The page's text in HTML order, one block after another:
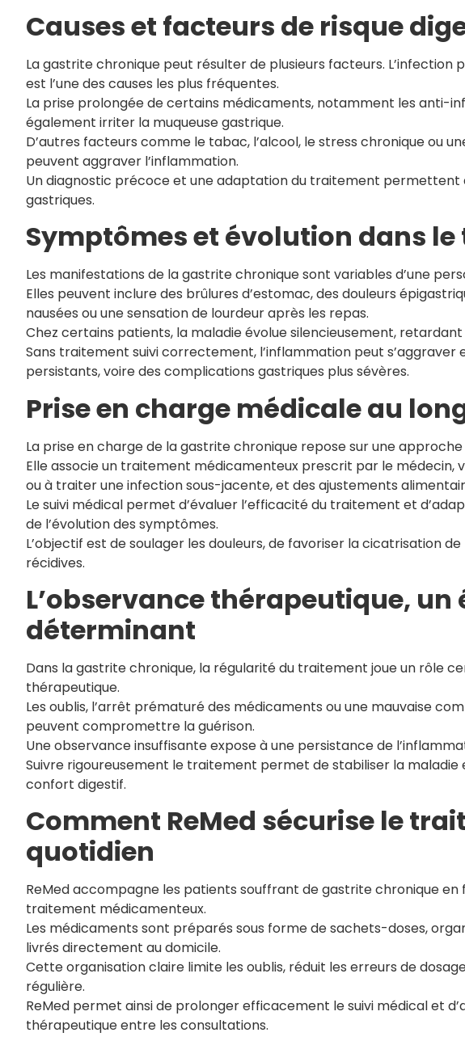
Causes et facteurs de risque
La gastrite chronique peut résulter de plusieurs facteurs. L’infection
est l’une des causes les plus fréquentes.
La prise prolongée de certains médicaments, notamment les anti-
également irriter la muqueuse gastrique.
D’autres facteurs comme le tabac, l’alcool, le stress chronique ou
peuvent aggraver l’inflammation.
Un diagnostic précoce et une adaptation du traitement permettent
gastriques.
Symptômes et évolution dans le
Les manifestations de la gastrite chronique sont variables d’une
Elles peuvent inclure des brûlures d’estomac, des douleurs
nausées ou une sensation de lourdeur après les repas.
Chez certains patients, la maladie évolue silencieusement, retardant
Sans traitement suivi correctement, l’inflammation peut
persistants, voire des complications gastriques plus sévères.
Prise en charge médicale au
La prise en charge de la gastrite chronique repose sur une
Elle associe un traitement médicamenteux prescrit par le médecin,
ou à traiter une infection sous-jacente, et des ajustements
Le suivi médical permet d’évaluer l’efficacité du traitement et
de l’évolution des symptômes.
L’objectif est de soulager les douleurs, de favoriser la cicatrisation
récidives.
L’observance thérapeutique, un
déterminant
Dans la gastrite chronique, la régularité du traitement joue un rôle
thérapeutique.
Les oublis, l’arrêt prématuré des médicaments ou une mauvaise
peuvent compromettre la guérison.
Une observance insuffisante expose à une persistance de
Suivre rigoureusement le traitement permet de stabiliser la maladie
confort digestif.
Comment ReMed sécurise le
quotidien
ReMed accompagne les patients souffrant de gastrite chronique en
traitement médicamenteux.
Les médicaments sont préparés sous forme de sachets-doses,
livrés directement au domicile.
Cette organisation claire limite les oublis, réduit les erreurs de
régulière.
ReMed permet ainsi de prolonger efficacement le suivi médical et
thérapeutique entre les consultations.